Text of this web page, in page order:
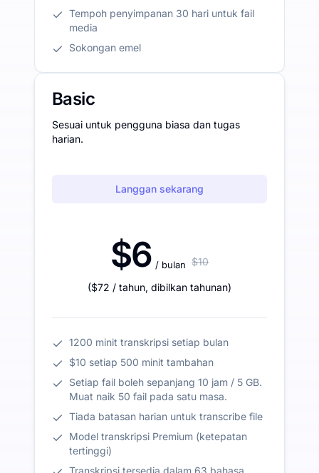
Tempoh penyimpanan 30 hari untuk fail
media
Sokongan emel
Basic
Sesuai untuk pengguna biasa dan tugas
harian.
Langgan sekarang
$6 / bulan $10
($72 / tahun, dibilkan tahunan)
1200 minit transkripsi setiap bulan
$10 setiap 500 minit tambahan
Setiap fail boleh sepanjang 10 jam / 5 GB.
Muat naik 50 fail pada satu masa.
Tiada batasan harian untuk transcribe file
Model transkripsi Premium (ketepatan
tertinggi)
Transkripsi tersedia dalam 63 bahasa